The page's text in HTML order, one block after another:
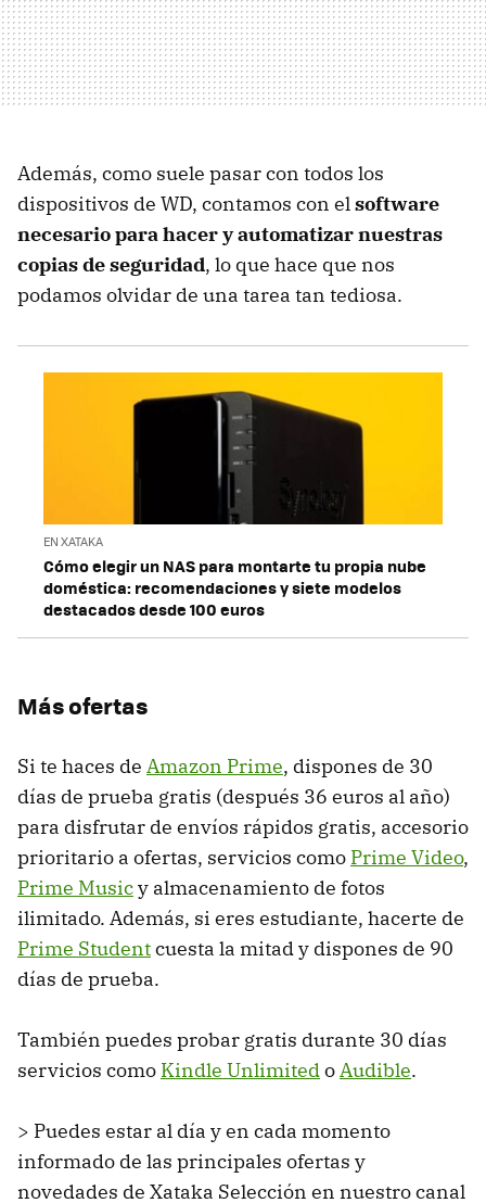
Además, como suele pasar con todos los
dispositivos de WD, contamos con elsoftware
necesario para hacer y automatizar nuestras
copias de seguridad, lo que hace que nos
podamos olvidar de una tarea tan tediosa.
EN XATAKA
Cómo elegir un NAS para montarte tu propia nube
doméstica: recomendaciones y siete modelos
destacados desde 100 euros
Más ofertas
Si te haces de Amazon Prime, dispones de 30
días de prueba gratis (después 36 euros al año)
para disfrutar de envíos rápidos gratis, accesorio
prioritario a ofertas, servicios como Prime Video,
Prime Musicy almacenamiento de fotos
ilimitado. Además, si eres estudiante, hacerte de
Prime Studentcuesta la mitad y dispones de 90
días de prueba.
También puedes probar gratis durante 30 días
servicios como Kindle UnlimitedoAudible.
> Puedes estar al día y en cada momento
informado de las principales ofertas y
novedades de Xataka Selección en nuestro canal